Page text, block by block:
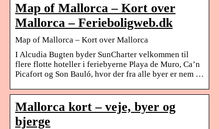
Map of Mallorca – Kort over
Mallorca – Ferieboligweb.dk
Map of Mallorca – Kort over Mallorca
I Alcudia Bugten byder SunCharter velkommen til
flere flotte hoteller i feriebyerne Playa de Muro, Ca’n
Picafort og Son Bauló, hvor der fra alle byer er nem …
Mallorca kort – veje, byer og
bjerge